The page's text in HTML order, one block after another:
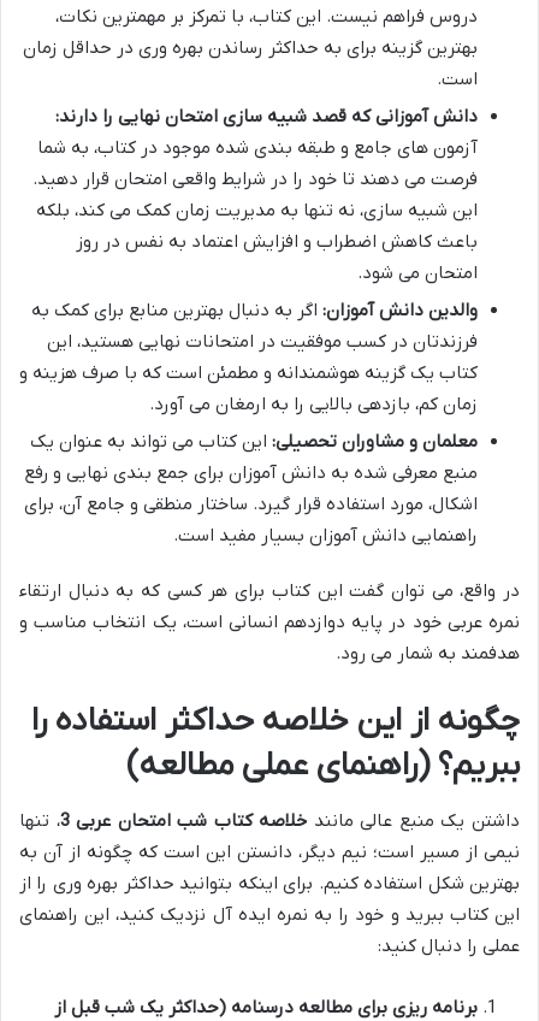
دروس فراهم نیست. این کتاب، با تمرکز بر مهمترین نکات،
بهترین گزینه برای به حداکثر رساندن بهره وری در حداقل زمان
است.
دانش آموزانی که قصد شبیه سازی امتحان نهایی را دارند:
آزمون های جامع و طبقه بندی شده موجود در کتاب، به شما
فرصت می دهند تا خود را در شرایط واقعی امتحان قرار دهید.
این شبیه سازی، نه تنها به مدیریت زمان کمک می کند، بلکه
باعث کاهش اضطراب و افزایش اعتماد به نفس در روز
امتحان می شود.
والدین دانش آموزان: اگر به دنبال بهترین منابع برای کمک به
فرزندتان در کسب موفقیت در امتحانات نهایی هستید، این
کتاب یک گزینه هوشمندانه و مطمئن است که با صرف هزینه و
زمان کم، بازدهی بالایی را به ارمغان می آورد.
معلمان و مشاوران تحصیلی: این کتاب می تواند به عنوان یک
منبع معرفی شده به دانش آموزان برای جمع بندی نهایی و رفع
اشکال، مورد استفاده قرار گیرد. ساختار منطقی و جامع آن، برای
راهنمایی دانش آموزان بسیار مفید است.
در واقع، می توان گفت این کتاب برای هر کسی که به دنبال ارتقاء
نمره عربی خود در پایه دوازدهم انسانی است، یک انتخاب مناسب و
هدفمند به شمار می رود.
چگونه از این خلاصه حداکثر استفاده را
ببریم؟ (راهنمای عملی مطالعه)
داشتن یک منبع عالی مانند خلاصه کتاب شب امتحان عربی 3 ، تنها
نیمی از مسیر است؛ نیم دیگر، دانستن این است که چگونه از آن به
بهترین شکل استفاده کنیم. برای اینکه بتوانید حداکثر بهره وری را از
این کتاب ببرید و خود را به نمره ایده آل نزدیک کنید، این راهنمای
عملی را دنبال کنید:
برنامه ریزی برای مطالعه درسنامه (حداکثر یک شب قبل از